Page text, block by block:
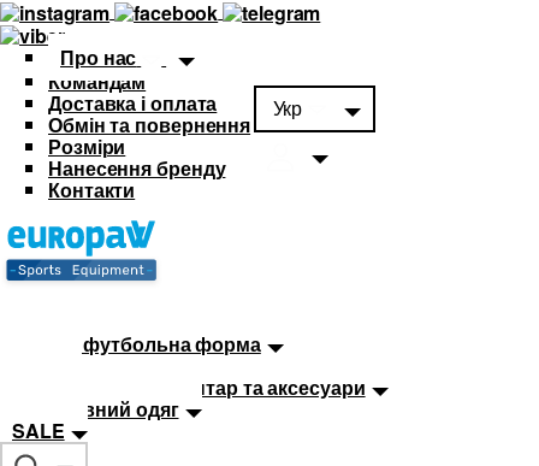
Про нас
Командам
Доставка і оплата
Обмін та повернення
Розміри
Нанесення бренду
Контакти
Укр
Дитяча футбольна форма
Тренувальний інвентар та аксесуари
Спортивний одяг
SALE